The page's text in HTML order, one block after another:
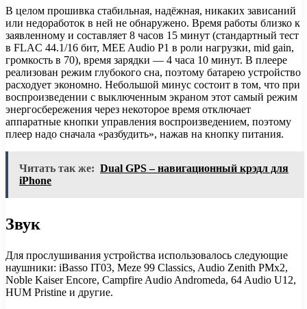
В целом прошивка стабильная, надёжная, никаких зависаний
или недоработок в ней не обнаружено. Время работы близко к
заявленному и составляет 8 часов 15 минут (стандартный тест
в FLAC 44.1/16 бит, MEE Audio P1 в роли нагрузки, mid gain,
громкость в 70), время зарядки — 4 часа 10 минут. В плеере
реализован режим глубокого сна, поэтому батарею устройство
расходует экономно. Небольшой минус состоит в том, что при
воспроизведении с выключенным экраном этот самый режим
энергосбережения через некоторое время отключает
аппаратные кнопки управления воспроизведением, поэтому
плеер надо сначала «разбудить», нажав на кнопку питания.
Читать так же: Dual GPS – навигационный крэдл для
iPhone
Звук
Для прослушивания устройства использовалось следующие
наушники: iBasso IT03, Meze 99 Classics, Audio Zenith PMx2,
Noble Kaiser Encore, Campfire Audio Andromeda, 64 Audio U12,
HUM Pristine и другие.